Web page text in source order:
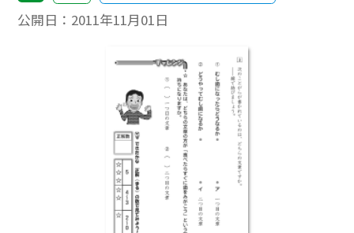
公開日： 2011年11月01日